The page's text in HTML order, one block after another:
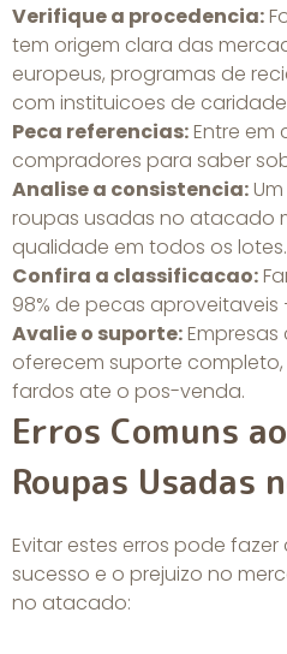
Verifique a procedencia:
tem origem clara das
europeus, programas de
com instituicoes de
Peca referencias:Entre
compradores para saber
Analise a consistencia:
roupas usadas no atacado
qualidade em todos os lotes.
Confira a classificacao:
98% de pecas
Avalie o suporte:
oferecem suporte
fardos ate o pos-venda.
Erros Comuns
Roupas Usadas
Evitar estes erros pode
sucesso e o prejuizo no
no atacado: